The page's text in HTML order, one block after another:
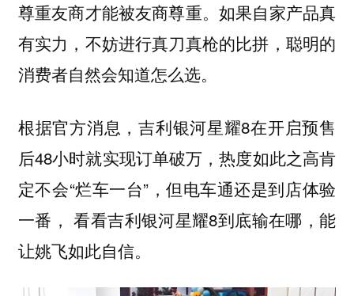
尊重友商才能被友商尊重。如果自家产品真
有实力，不妨进行真刀真枪的比拼，聪明的
消费者自然会知道怎么选。
根据官方消息，吉利银河星耀8在开启预售
后48小时就实现订单破万，热度如此之高肯
定不会“烂车一台”，但电车通还是到店体验
一番， 看看吉利银河星耀8到底输在哪，能
让姚飞如此自信。